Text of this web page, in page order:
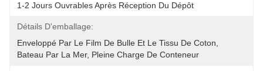
1-2 Jours Ouvrables Après Réception Du Dépôt
Détails D'emballage:
Enveloppé Par Le Film De Bulle Et Le Tissu De Coton,
Bateau Par La Mer, Pleine Charge De Conteneur